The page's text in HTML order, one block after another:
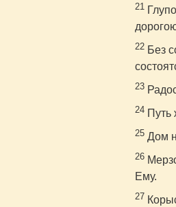
21
22 Без
23
24 Путь
25 Дом
26
Ему.
27